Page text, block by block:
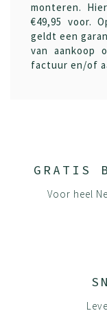
monteren.
€49,95 voor.
geldt een
van aankoop
factuur en/of
GRATIS
Voor heel